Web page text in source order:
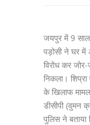
जयपुर में 9 साल
पड़ोसी ने घर
विरोध कर
निकला।
के खिलाफ
डीसीपी (वुमन
पुलिस ने बताया